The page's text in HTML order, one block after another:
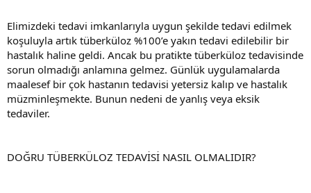
Elimizdeki tedavi imkanlarıyla uygun şekilde tedavi edilmek
koşuluyla artık tüberküloz %100’e yakın tedavi edilebilir bir
hastalık haline geldi. Ancak bu pratikte tüberküloz tedavisinde
sorun olmadığı anlamına gelmez. Günlük uygulamalarda
maalesef bir çok hastanın tedavisi yetersiz kalıp ve hastalık
müzminleşmekte. Bunun nedeni de yanlış veya eksik
tedaviler.
DOĞRU TÜBERKÜLOZ TEDAVİSİ NASIL OLMALIDIR?